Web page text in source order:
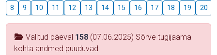
8 9 10 11 12 13 14 15 16 17 18 19 20
Valitud päeval 158 (07.06.2025) Sõrve tugijaama
kohta andmed puuduvad